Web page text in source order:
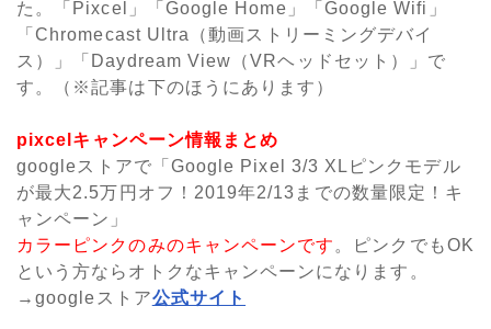
た。「Pixcel」「Google Home」「Google Wifi」
「Chromecast Ultra（動画ストリーミングデバイ
ス）」「Daydream View（VRヘッドセット）」で
す。（※記事は下のほうにあります）
pixcelキャンペーン情報まとめ
googleストアで「Google Pixel 3/3 XLピンクモデル
が最大2.5万円オフ！2019年2/13までの数量限定！キ
ャンペーン」
カラーピンクのみのキャンペーンです。ピンクでもOK
という方ならオトクなキャンペーンになります。
→googleストア公式サイト